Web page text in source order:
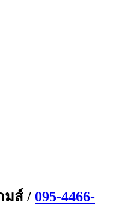
มส์ / 095-4466-